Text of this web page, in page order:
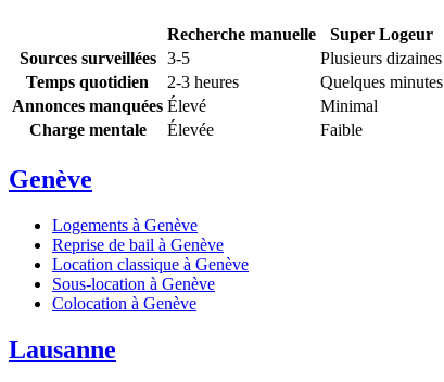
Recherche manuelle
Super Logeur
Sources surveillées
3-5
Plusieurs dizaines
Temps quotidien
2-3 heures
Quelques minutes
Annonces manquées Élevé
Minimal
Charge mentale
Élevée Faible
Genève
Logements à Genève
Reprise de bail à Genève
Location classique à Genève
Sous-location à Genève
Colocation à Genève
Lausanne